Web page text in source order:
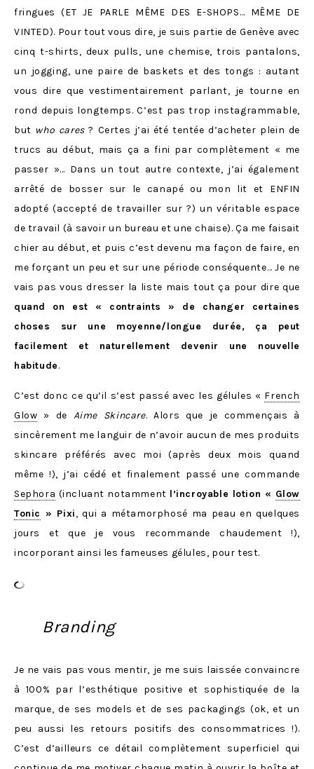
fringues (ET JE PARLE MÊME DES E-SHOPS… MÊME DE
VINTED). Pour tout vous dire, je suis partie de Genève avec
cinq t-shirts, deux pulls, une chemise, trois pantalons,
un jogging, une paire de baskets et des tongs : autant
vous dire que vestimentairement parlant, je tourne en
rond depuis longtemps. C’est pas trop instagrammable,
but who cares? Certes j’ai été tentée d’acheter plein de
trucs au début, mais ça a fini par complètement « me
passer »… Dans un tout autre contexte, j’ai également
arrêté de bosser sur le canapé ou mon lit et ENFIN
adopté (accepté de travailler sur ?) un véritable espace
de travail (à savoir un bureau et une chaise). Ça me faisait
chier au début, et puis c’est devenu ma façon de faire, en
me forçant un peu et sur une période conséquente… Je ne
vais pas vous dresser la liste mais tout ça pour dire que
quand on est « contraints » de changer certaines
choses sur une moyenne/longue durée, ça peut
facilement et naturellement devenir une nouvelle
habitude.
C’est donc ce qu’il s’est passé avec les gélules « French
Glow » de Aime Skincare. Alors que je commençais à
sincèrement me languir de n’avoir aucun de mes produits
skincare préférés avec moi (après deux mois quand
même !), j’ai cédé et finalement passé une commande
Sephora (incluant notamment l’incroyable lotion « Glow
Tonic » Pixi, qui a métamorphosé ma peau en quelques
jours et que je vous recommande chaudement !),
incorporant ainsi les fameuses gélules, pour test.
Branding
Je ne vais pas vous mentir, je me suis laissée convaincre
à 100% par l’esthétique positive et sophistiquée de la
marque, de ses models et de ses packagings (ok, et un
peu aussi les retours positifs des consommatrices !).
C’est d’ailleurs ce détail complètement superficiel qui